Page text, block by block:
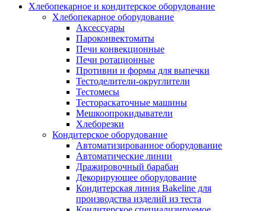
Хлебопекарное и кондитерское оборудование
Хлебопекарное оборудование
Аксессуары
Пароконвектоматы
Печи конвекционные
Печи ротационные
Противни и формы для выпечки
Тестоделители-округлители
Тестомесы
Тестораскаточные машины
Мешкоопрокидыватели
Хлеборезки
Кондитерское оборудование
Автоматизированное оборудование
Автоматические линии
Дражировочный барабан
Декорирующее оборудование
Кондитерская линия Bakeline для
производства изделий из теста